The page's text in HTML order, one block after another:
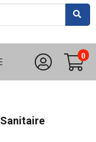
0
Sanitaire